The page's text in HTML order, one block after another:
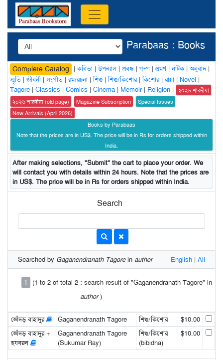
Parabaas : Books
Complete Catalog |কবিতা|উপন্যাস| প্রবন্ধ | গল্প |ভ্রমণ|নাটক |অনুবাদ|
স্মৃতি |জীবনী|সংগীত |রম্যরচনা|শিশু |শিশু/কিশোর|কিশোর|রান্না| Novel |
Tagore | Classics | Comics | Cinema | Memoir| Religion |
২০২৬ শারদীয়া
২০২৬ শারদীয়া (old page)
Magazine Subscription
Special Issues
New Arrivals (April 2026)
Books by Parabaas
Note that the prices are in US$. The price will be in Rs for orders shipped within
India.
After making selections, "Submit" the cart to place your order. We
will contact you with details within 24 hours. Note that the prices are
in US$. The price will be in Rs for orders shipped within India.
Search
Searched by Gaganendranath Tagorein author English | All
1
(1 to 2 of total 2 : search result of "Gaganendranath Tagore" in
author)
ভোঁদড় বাহাদুর Gaganendranath Tagore শিশু/কিশোর
$10.00
ভোঁদড় বাহাদুর +
হযবরল
Gaganendranath Tagore
(Sukumar Ray)
শিশু/কিশোর
(bibidha)
$10.00